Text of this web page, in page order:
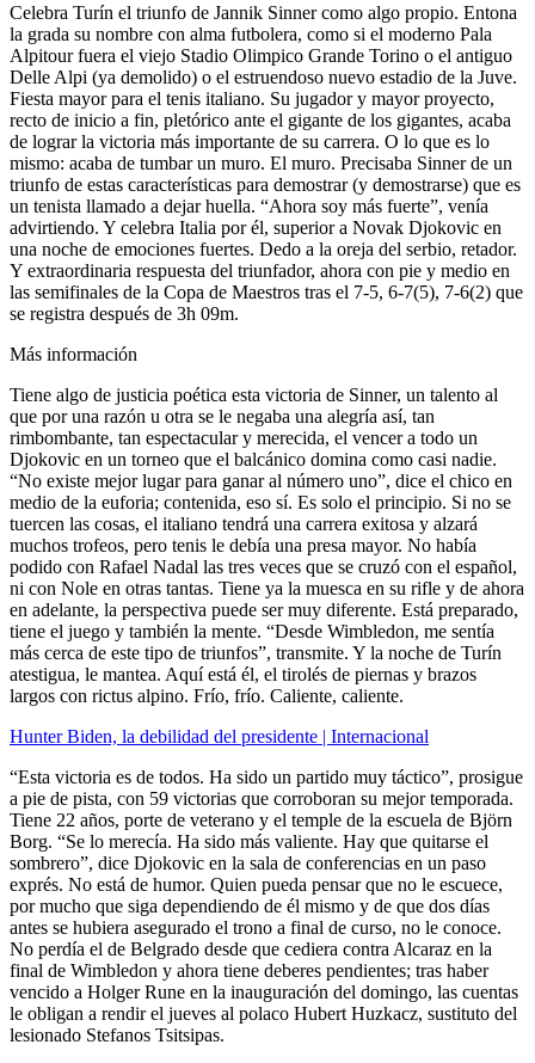
Celebra Turín el triunfo de Jannik Sinner como algo propio. Entona
la grada su nombre con alma futbolera, como si el moderno Pala
Alpitour fuera el viejo Stadio Olimpico Grande Torino o el antiguo
Delle Alpi (ya demolido) o el estruendoso nuevo estadio de la Juve.
Fiesta mayor para el tenis italiano. Su jugador y mayor proyecto,
recto de inicio a fin, pletórico ante el gigante de los gigantes, acaba
de lograr la victoria más importante de su carrera. O lo que es lo
mismo: acaba de tumbar un muro. El muro. Precisaba Sinner de un
triunfo de estas características para demostrar (y demostrarse) que es
un tenista llamado a dejar huella. “Ahora soy más fuerte”, venía
advirtiendo. Y celebra Italia por él, superior a Novak Djokovic en
una noche de emociones fuertes. Dedo a la oreja del serbio, retador.
Y extraordinaria respuesta del triunfador, ahora con pie y medio en
las semifinales de la Copa de Maestros tras el 7-5, 6-7(5), 7-6(2) que
se registra después de 3h 09m.
Más información
Tiene algo de justicia poética esta victoria de Sinner, un talento al
que por una razón u otra se le negaba una alegría así, tan
rimbombante, tan espectacular y merecida, el vencer a todo un
Djokovic en un torneo que el balcánico domina como casi nadie.
“No existe mejor lugar para ganar al número uno”, dice el chico en
medio de la euforia; contenida, eso sí. Es solo el principio. Si no se
tuercen las cosas, el italiano tendrá una carrera exitosa y alzará
muchos trofeos, pero tenis le debía una presa mayor. No había
podido con Rafael Nadal las tres veces que se cruzó con el español,
ni con Nole en otras tantas. Tiene ya la muesca en su rifle y de ahora
en adelante, la perspectiva puede ser muy diferente. Está preparado,
tiene el juego y también la mente. “Desde Wimbledon, me sentía
más cerca de este tipo de triunfos”, transmite. Y la noche de Turín
atestigua, le mantea. Aquí está él, el tirolés de piernas y brazos
largos con rictus alpino. Frío, frío. Caliente, caliente.
Hunter Biden, la debilidad del presidente | Internacional
“Esta victoria es de todos. Ha sido un partido muy táctico”, prosigue
a pie de pista, con 59 victorias que corroboran su mejor temporada.
Tiene 22 años, porte de veterano y el temple de la escuela de Björn
Borg. “Se lo merecía. Ha sido más valiente. Hay que quitarse el
sombrero”, dice Djokovic en la sala de conferencias en un paso
exprés. No está de humor. Quien pueda pensar que no le escuece,
por mucho que siga dependiendo de él mismo y de que dos días
antes se hubiera asegurado el trono a final de curso, no le conoce.
No perdía el de Belgrado desde que cediera contra Alcaraz en la
final de Wimbledon y ahora tiene deberes pendientes; tras haber
vencido a Holger Rune en la inauguración del domingo, las cuentas
le obligan a rendir el jueves al polaco Hubert Huzkacz, sustituto del
lesionado Stefanos Tsitsipas.